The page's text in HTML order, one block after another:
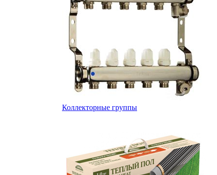
Коллекторные группы